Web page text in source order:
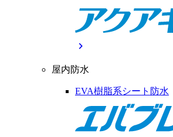
chevron_right
屋内防水
EVA樹脂系シート防水